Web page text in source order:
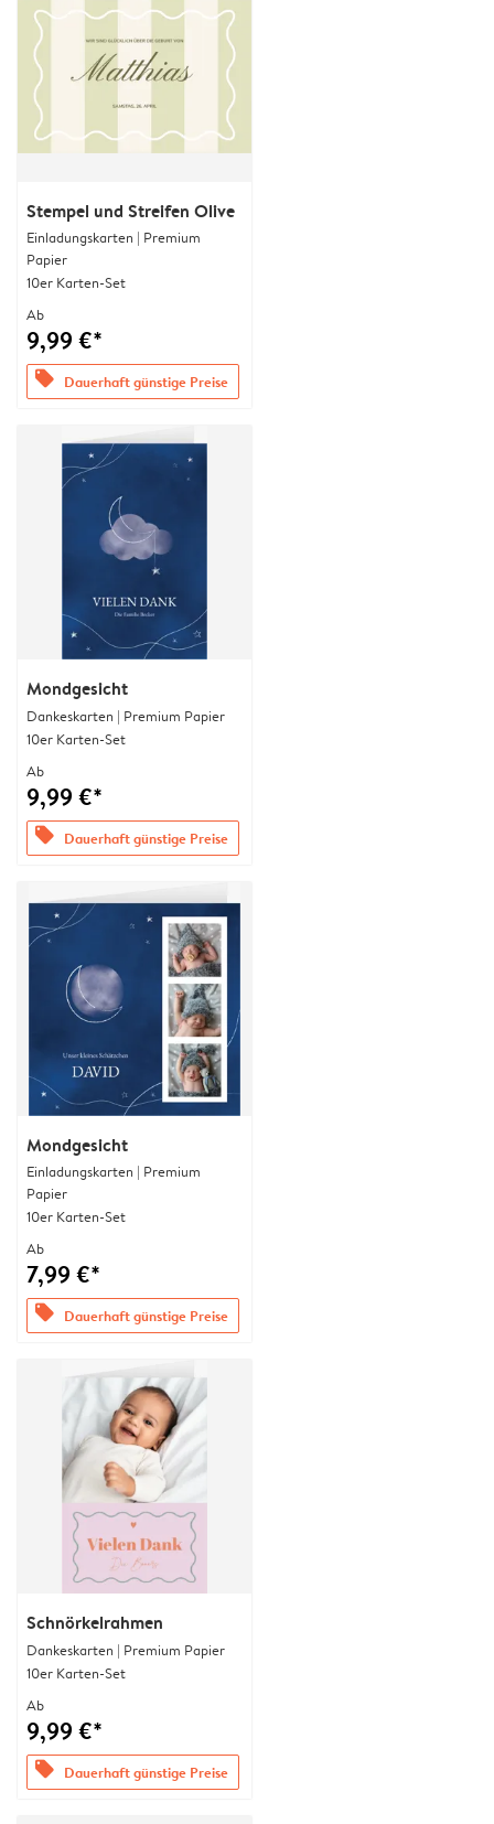
Stempel und Streifen Olive
Einladungskarten | Premium
Papier
10er Karten-Set
Ab
9,99 €*
offers Dauerhaft günstige Preise
Mondgesicht
Dankeskarten | Premium Papier
10er Karten-Set
Ab
9,99 €*
offers Dauerhaft günstige Preise
Mondgesicht
Einladungskarten | Premium
Papier
10er Karten-Set
Ab
7,99 €*
offers Dauerhaft günstige Preise
Schnörkelrahmen
Dankeskarten | Premium Papier
10er Karten-Set
Ab
9,99 €*
offers Dauerhaft günstige Preise